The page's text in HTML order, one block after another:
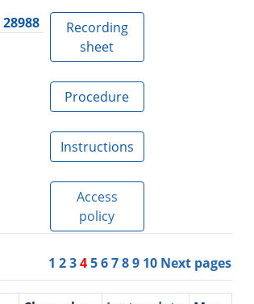
28988
Recording
sheet
Procedure
Instructions
Access
policy
1 23456789 10 Next pages